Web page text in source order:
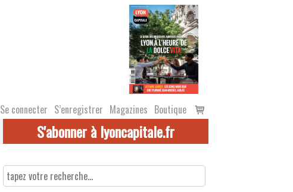
Se connecter S’enregistrer Magazines Boutique
Voir
le
S'abonner à lyoncapitale.fr